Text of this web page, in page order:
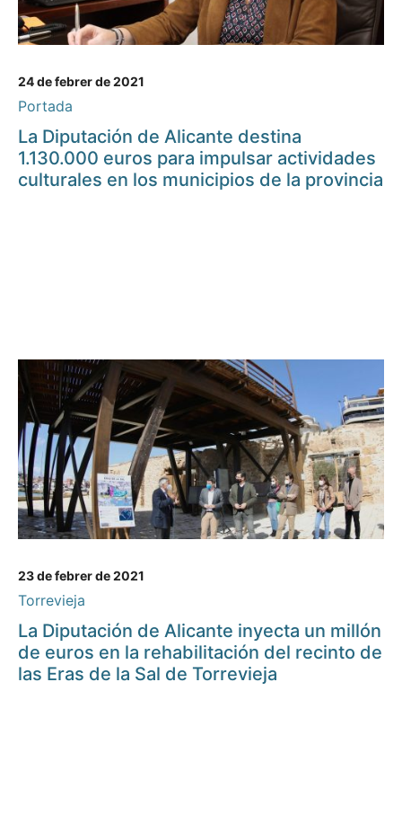
24 de febrer de 2021
Portada
La Diputación de Alicante destina
1.130.000 euros para impulsar actividades
culturales en los municipios de la provincia
23 de febrer de 2021
Torrevieja
La Diputación de Alicante inyecta un millón
de euros en la rehabilitación del recinto de
las Eras de la Sal de Torrevieja